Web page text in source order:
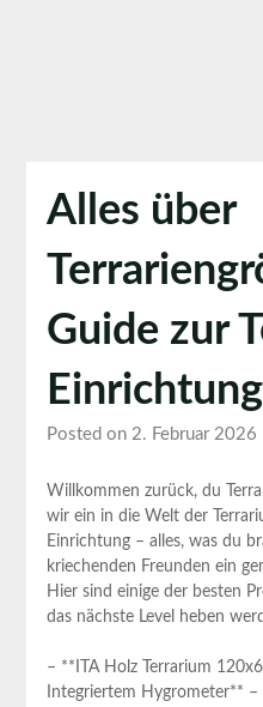
Alles über
Guide zur
Einrichtung
Posted on 2. Februar 2026
Willkommen zurück, du
wir ein in‌ die Welt⁤ der
Einrichtung – alles, ⁣was du
kriechenden Freunden ein
Hier sind einige der besten
das nächste Level heben⁣
– **ITA Holz Terrarium
Integriertem Hygrometer**